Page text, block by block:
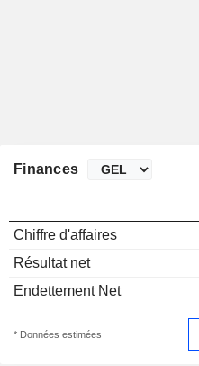
Finances
Chiffre d'affaires
Résultat net
Endettement Net
* Données estimées